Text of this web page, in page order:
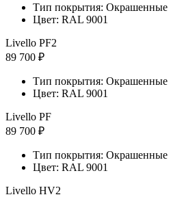
Тип покрытия: Окрашенные
Цвет: RAL 9001
Livello PF2
89 700 ₽
Тип покрытия: Окрашенные
Цвет: RAL 9001
Livello PF
89 700 ₽
Тип покрытия: Окрашенные
Цвет: RAL 9001
Livello HV2